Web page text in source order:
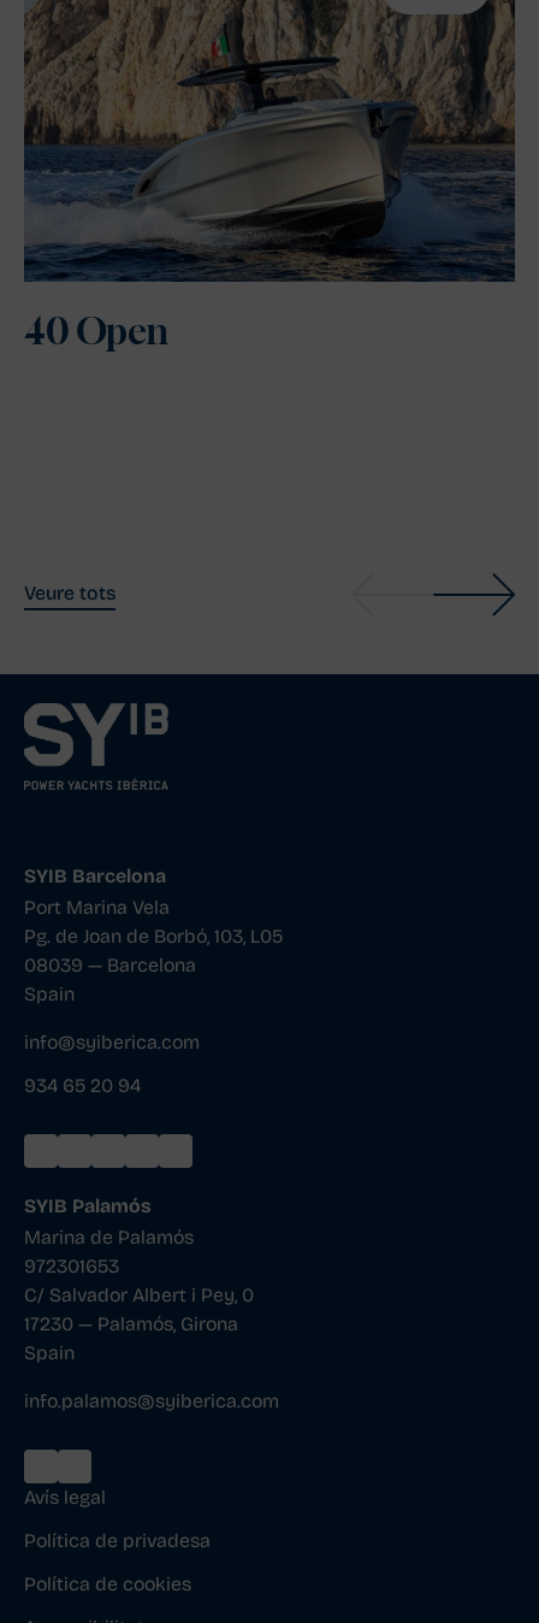
40 Open
Veure tots
SYIB Barcelona
Port Marina Vela
Pg. de Joan de Borbó, 103, L05
08039 — Barcelona
Spain
info@syiberica.com
934 65 20 94
SYIB Palamós
Marina de Palamós
972301653
C/ Salvador Albert i Pey, 0
17230 — Palamós, Girona
Spain
info.palamos@syiberica.com
Avís legal
Política de privadesa
Política de cookies